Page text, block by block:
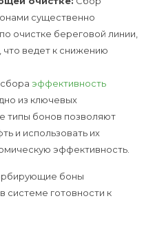
существенно
очистке береговой линии,
что ведет к снижению
эффективность
из ключевых
типы бонов позволяют
и использовать их
эффективность.
боны
системе готовности к